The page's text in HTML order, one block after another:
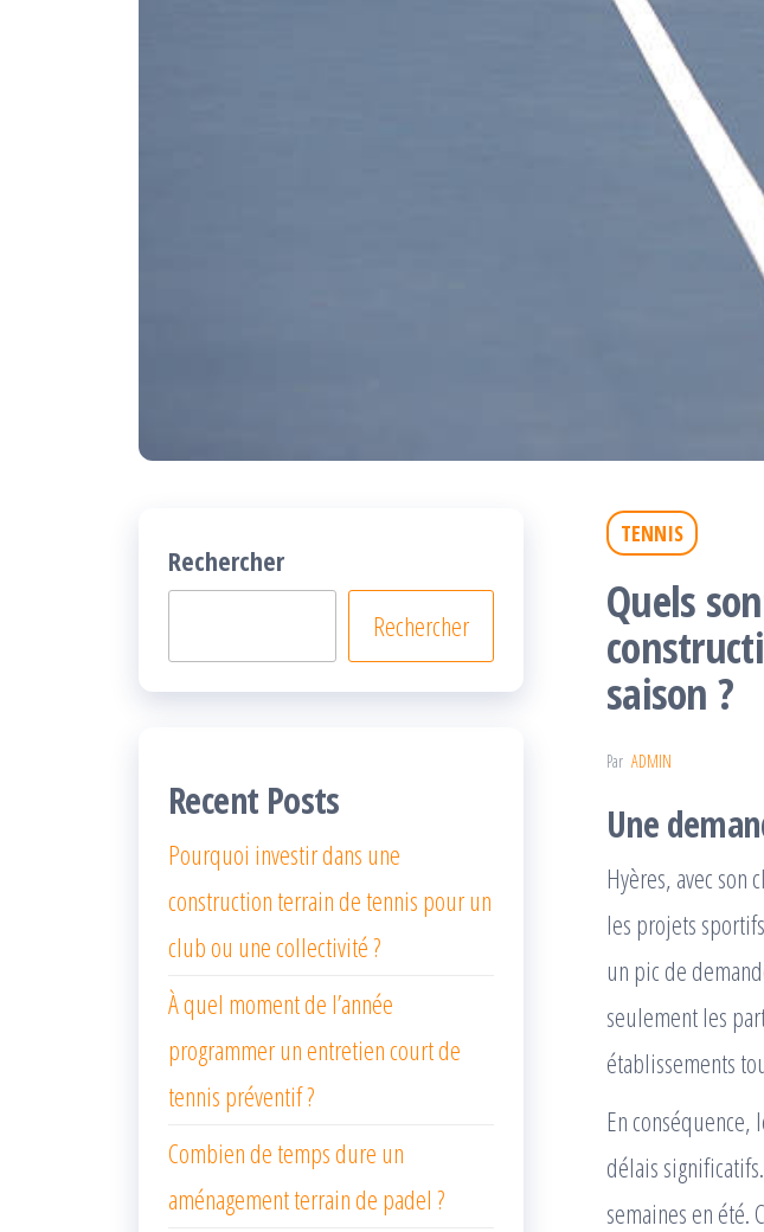
TENNIS
Quels
saison ?
Par ADMIN
Une
Hyères, avec
les projets
un pic de
seulement les
établissements
En
délais
semaines en
Rechercher
Rechercher
Recent Posts
Pourquoi investir dans une
construction terrain de tennis pour un
club ou une collectivité ?
À quel moment de l’année
programmer un entretien court de
tennis préventif ?
Combien de temps dure un
aménagement terrain de padel ?